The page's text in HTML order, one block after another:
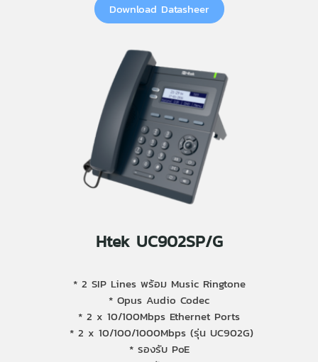
Download Datasheer
Htek UC902SP/G
* 2 SIP Lines พร้อม Music Ringtone
* Opus Audio Codec
* 2 x 10/100Mbps Ethernet Ports
* 2 x 10/100/1000Mbps (รุ่น UC902G)
* รองรับ PoE